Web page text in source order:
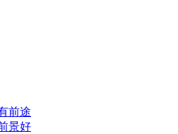
前途
景好